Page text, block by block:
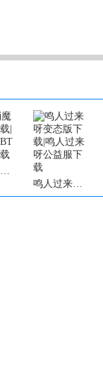
法师消魔变态版下载|法师消魔BT苹果版下载
鸣人过来呀变态版下载|鸣人过来呀公益服下载